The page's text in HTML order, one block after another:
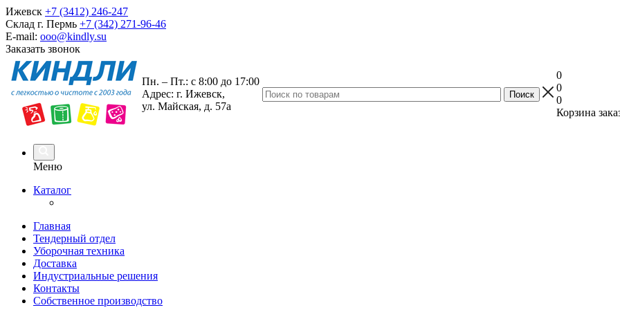
Ижевск +7 (3412) 246-247
Склад г. Пермь +7 (342) 271-96-46
E-mail: ooo@kindly.su
Заказать звонок
Пн. – Пт.: с 8:00 до 17:00
Адрес: г. Ижевск,
ул. Майская, д. 57а
0
0
0
Корзина
Меню
Каталог
Главная
Тендерный отдел
Уборочная техника
Доставка
Индустриальные решения
Контакты
Собственное производство